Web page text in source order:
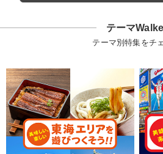
テーマ
テーマ別特集をチ